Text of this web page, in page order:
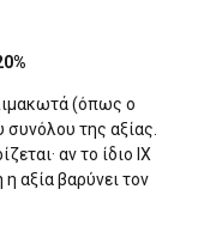
(όπως ο
της αξίας.
αν το ίδιο ΙΧ
αξία βαρύνει τον